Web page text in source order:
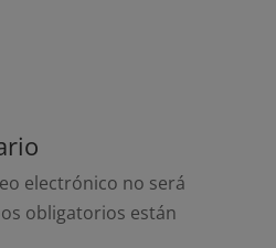
electrónico no será
obligatorios están